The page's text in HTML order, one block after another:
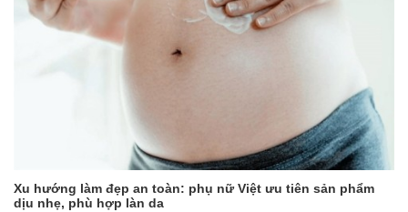
Xu hướng làm đẹp an toàn: phụ nữ Việt ưu tiên sản phẩm
dịu nhẹ, phù hợp làn da